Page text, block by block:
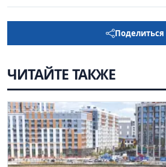
Поделиться
ЧИТАЙТЕ ТАКЖЕ